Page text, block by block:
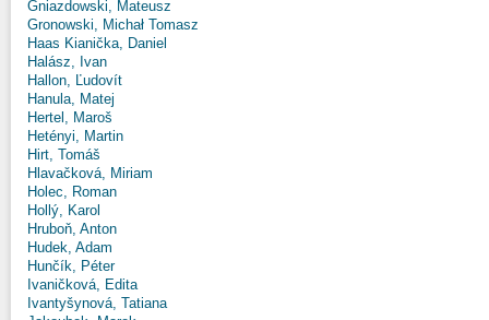
Gniazdowski, Mateusz
Gronowski, Michał Tomasz
Haas Kianička, Daniel
Halász, Ivan
Hallon, Ľudovít
Hanula, Matej
Hertel, Maroš
Hetényi, Martin
Hirt, Tomáš
Hlavačková, Miriam
Holec, Roman
Hollý, Karol
Hruboň, Anton
Hudek, Adam
Hunčík, Péter
Ivaničková, Edita
Ivantyšynová, Tatiana